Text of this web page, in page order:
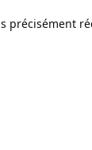
précisément